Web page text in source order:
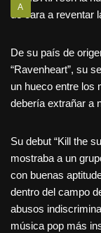
A
de cara a reventar
De su país de
“Ravenheart”, su
un hueco entre los
debería extrañar a
Su debut “Kill the
mostraba a un
con buenas
dentro del campo
abusos
música pop más